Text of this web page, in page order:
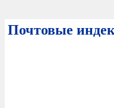
Почтовые